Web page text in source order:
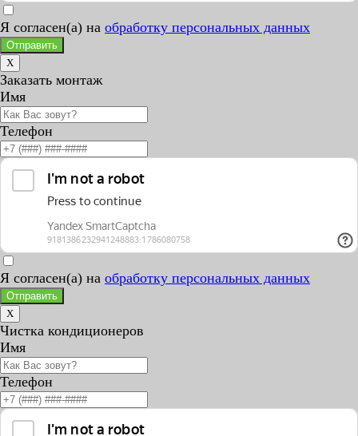
Я согласен(а) на обработку персональных данных
Отправить
X
Заказать монтаж
Имя
Телефон
Я согласен(а) на обработку персональных данных
Отправить
X
Чистка кондиционеров
Имя
Телефон